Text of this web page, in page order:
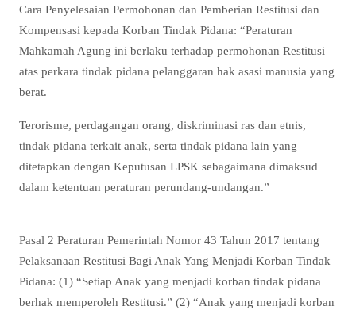
Cara Penyelesaian Permohonan dan Pemberian Restitusi dan
Kompensasi kepada Korban Tindak Pidana: “Peraturan
Mahkamah Agung ini berlaku terhadap permohonan Restitusi
atas perkara tindak pidana pelanggaran hak asasi manusia yang
berat.
Terorisme, perdagangan orang, diskriminasi ras dan etnis,
tindak pidana terkait anak, serta tindak pidana lain yang
ditetapkan dengan Keputusan LPSK sebagaimana dimaksud
dalam ketentuan peraturan perundang-undangan.”
Pasal 2 Peraturan Pemerintah Nomor 43 Tahun 2017 tentang
Pelaksanaan Restitusi Bagi Anak Yang Menjadi Korban Tindak
Pidana: (1) “Setiap Anak yang menjadi korban tindak pidana
berhak memperoleh Restitusi.” (2) “Anak yang menjadi korban